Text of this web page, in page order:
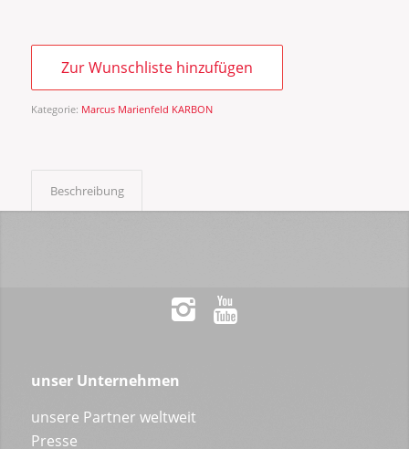
Zur Wunschliste hinzufügen
Kategorie: Marcus Marienfeld KARBON
Beschreibung
unser Unternehmen
unsere Partner weltweit
Presse